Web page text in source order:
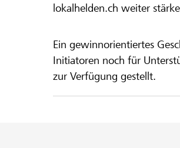
lokalhelden.ch weiter
Ein gewinnorientiertes
Initiatoren noch für
zur Verfügung gestellt.